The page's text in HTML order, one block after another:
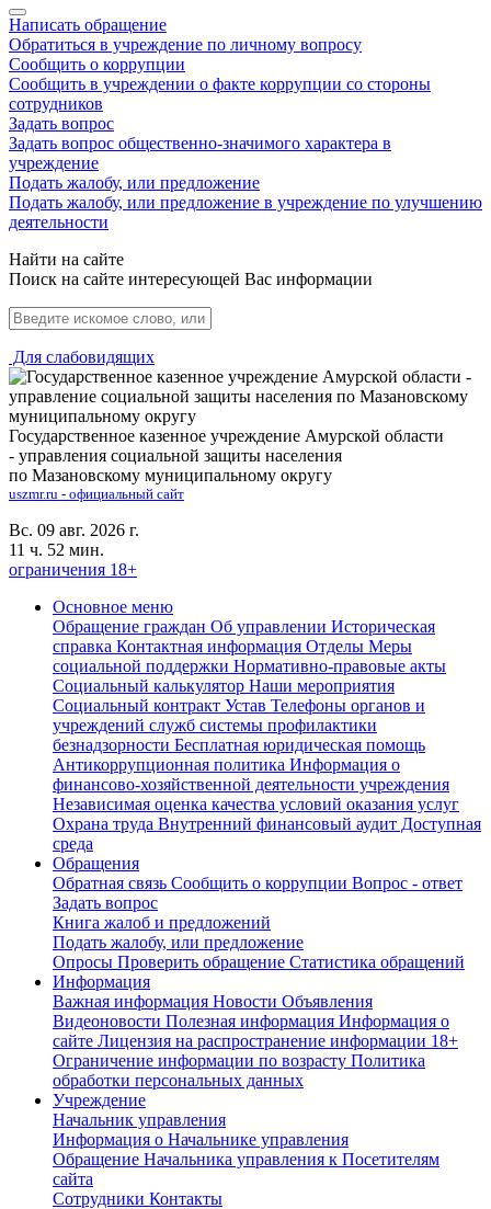
Написать обращение
Обратиться в учреждение по личному вопросу
Сообщить о коррупции
Сообщить в учреждении о факте коррупции со стороны
сотрудников
Задать вопрос
Задать вопрос общественно-значимого характера в
учреждение
Подать жалобу, или предложение
Подать жалобу, или предложение в учреждение по улучшению
деятельности
Найти на сайте
Поиск на сайте интересующей Вас информации
Для слабовидящих
Государственное казенное учреждение Амурской области
- управления социальной защиты населения
по Мазановскому муниципальному округу
uszmr.ru - официальный сайт
Вс. 09 авг. 2026 г.
11 ч. 52 мин.
ограничения 18+
Основное меню
Обращение граждан Об управлении Историческая
справка Контактная информация Отделы Меры
социальной поддержки Нормативно-правовые акты
Социальный калькулятор Наши мероприятия
Социальный контракт Устав Телефоны органов и
учреждений служб системы профилактики
безнадзорности Бесплатная юридическая помощь
Антикоррупционная политика Информация о
финансово-хозяйственной деятельности учреждения
Независимая оценка качества условий оказания услуг
Охрана труда Внутренний финансовый аудит Доступная
среда
Обращения
Обратная связь Сообщить о коррупции Вопрос - ответ
Задать вопрос
Книга жалоб и предложений
Подать жалобу, или предложение
Опросы Проверить обращение Статистика обращений
Информация
Важная информация Новости Объявления
Видеоновости Полезная информация Информация о
сайте Лицензия на распространение информации 18+
Ограничение информации по возрасту Политика
обработки персональных данных
Учреждение
Начальник управления
Информация о Начальнике управления
Обращение Начальника управления к Посетителям
сайта
Сотрудники Контакты